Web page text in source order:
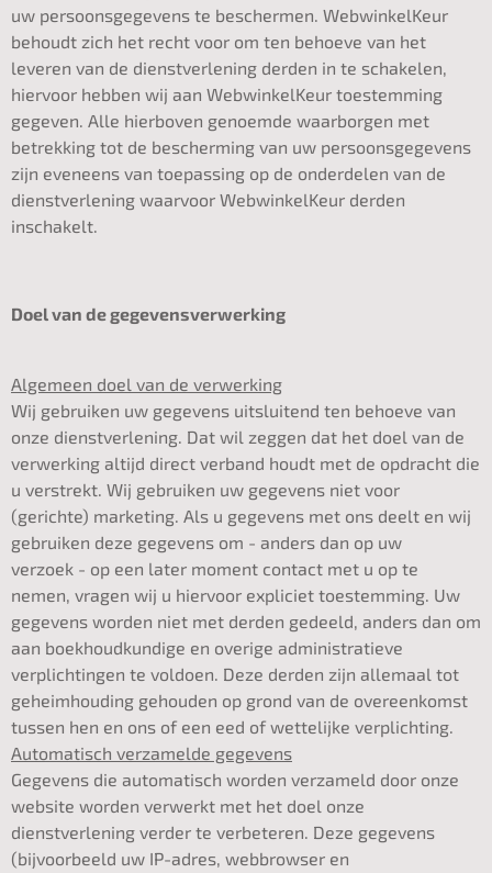
uw persoonsgegevens te beschermen. WebwinkelKeur
behoudt zich het recht voor om ten behoeve van het
leveren van de dienstverlening derden in te schakelen,
hiervoor hebben wij aan WebwinkelKeur toestemming
gegeven. Alle hierboven genoemde waarborgen met
betrekking tot de bescherming van uw persoonsgegevens
zijn eveneens van toepassing op de onderdelen van de
dienstverlening waarvoor WebwinkelKeur derden
inschakelt.
Doel van de gegevensverwerking
Algemeen doel van de verwerking
Wij gebruiken uw gegevens uitsluitend ten behoeve van
onze dienstverlening. Dat wil zeggen dat het doel van de
verwerking altijd direct verband houdt met de opdracht die
u verstrekt. Wij gebruiken uw gegevens niet voor
(gerichte) marketing. Als u gegevens met ons deelt en wij
gebruiken deze gegevens om - anders dan op uw
verzoek - op een later moment contact met u op te
nemen, vragen wij u hiervoor expliciet toestemming. Uw
gegevens worden niet met derden gedeeld, anders dan om
aan boekhoudkundige en overige administratieve
verplichtingen te voldoen. Deze derden zijn allemaal tot
geheimhouding gehouden op grond van de overeenkomst
tussen hen en ons of een eed of wettelijke verplichting.
Automatisch verzamelde gegevens
Gegevens die automatisch worden verzameld door onze
website worden verwerkt met het doel onze
dienstverlening verder te verbeteren. Deze gegevens
(bijvoorbeeld uw IP-adres, webbrowser en